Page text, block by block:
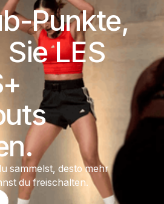
Punkte,
LES
sammelst, desto mehr
du freischalten.
Prämien